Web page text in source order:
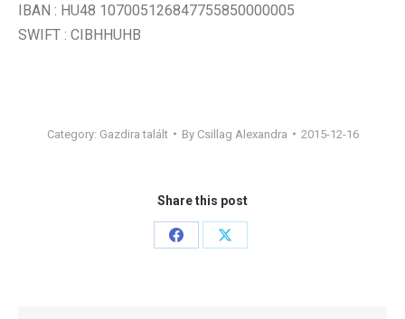
IBAN : HU48 107005126847755850000005
SWIFT : CIBHHUHB
Category: Gazdira talált By Csillag Alexandra 2015-12-16
Share this post
Share
Share